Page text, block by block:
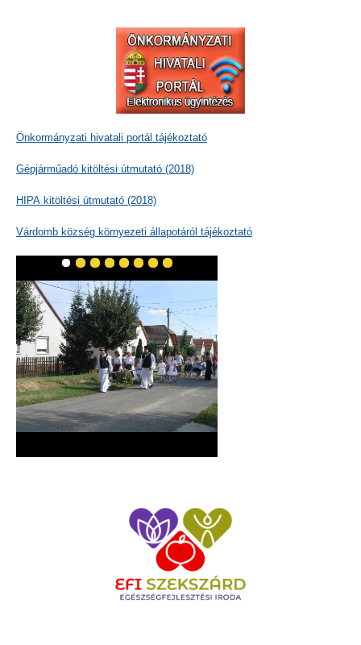
Önkormányzati hivatali portál tájékoztató
Gépjárműadó kitöltési útmutató (2018)
HIPA kitöltési útmutató (2018)
Várdomb község környezeti állapotáról tájékoztató